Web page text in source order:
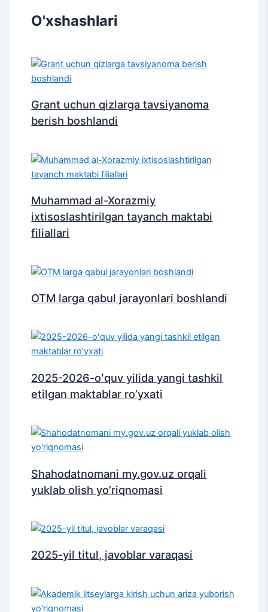
O'xshashlari
Grant uchun qizlarga tavsiyanoma
berish boshlandi
Muhammad al-Xorazmiy
ixtisoslashtirilgan tayanch maktabi
filiallari
OTM larga qabul jarayonlari boshlandi
2025-2026-oʻquv yilida yangi tashkil
etilgan maktablar ro’yxati
Shahodatnomani my.gov.uz orqali
yuklab olish yo’riqnomasi
2025-yil titul, javoblar varaqasi